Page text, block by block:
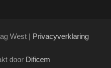
West | Privacyverklaring
door Dificem